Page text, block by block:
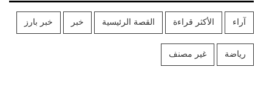
آراء الأكثر قراءة القصة الرئيسية خبر خبر بارز
رياضة غير مصنف